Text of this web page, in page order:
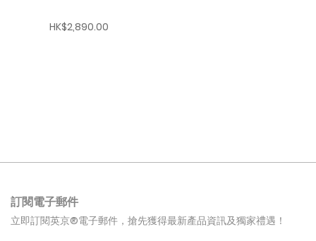
HK$2,890.00
訂閱電子郵件
立即訂閱英京®電子郵件，搶先獲得最新產品資訊及獨家禮遇！